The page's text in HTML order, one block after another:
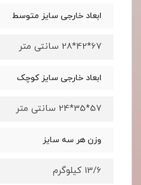
ابعاد خارجی سایز متوسط
67*42*28 سانتی متر
ابعاد خارجی سایز کوچک
57*35*24 سانتی متر
وزن هر سه سایز
13/6 کیلوگرم